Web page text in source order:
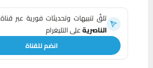
تلقَّ تنبيهات وتحديثات فورية عبر قناة
الناصريةعلى التليغرام
انضم للقناة